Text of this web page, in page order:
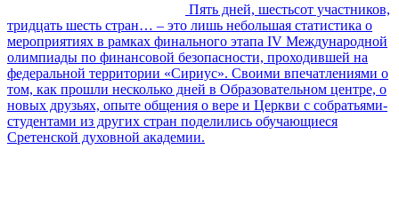
Пять дней, шестьсот участников,
тридцать шесть стран… – это лишь небольшая статистика о
мероприятиях в рамках финального этапа IV Международной
олимпиады по финансовой безопасности, проходившей на
федеральной территории «Сириус». Своими впечатлениями о
том, как прошли несколько дней в Образовательном центре, о
новых друзьях, опыте общения о вере и Церкви с собратьями-
студентами из других стран поделились обучающиеся
Сретенской духовной академии.